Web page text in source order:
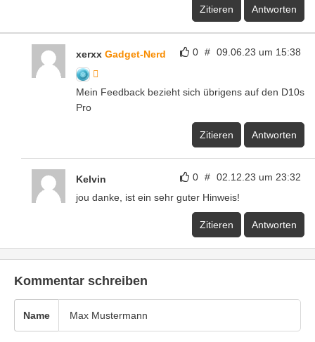
Zitieren Antworten
0 # 09.06.23 um 15:38
xerxx Gadget-Nerd
Mein Feedback bezieht sich übrigens auf den D10s
Pro
Zitieren Antworten
0 # 02.12.23 um 23:32
Kelvin
jou danke, ist ein sehr guter Hinweis!
Zitieren Antworten
Kommentar schreiben
Name